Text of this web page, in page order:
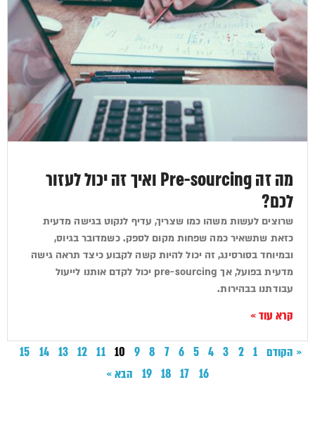
מה זה Pre-sourcing ואיך זה יכול לעזור
לכם?
שרוצים לעשות משהו כמו שצריך, עדיף לנקוט בגישה מדעית
כזאת שתשאיר כמה שפחות מקום לספק. כשמדובר בגיוס,
ובמיוחד בסורסינג, זה יכול להיות קשה לקבוע כיצד תראה גישה
מדעית בפועל, אך pre-sourcing יכול לקדם אותנו לייעול
עבודתנו בבהירות.
קרא עוד »
« הקודם 1
2
3
4
5
6
7
8
9
10
11
12
13
14
15
16
17
18
19 הבא »